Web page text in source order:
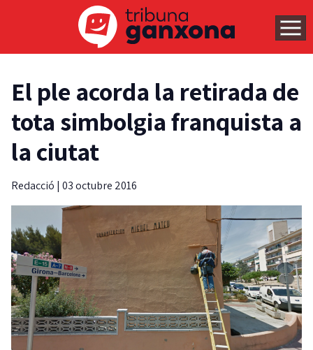
El ple acorda la retirada de
tota simbolgia franquista a
la ciutat
Redacció | 03 octubre 2016